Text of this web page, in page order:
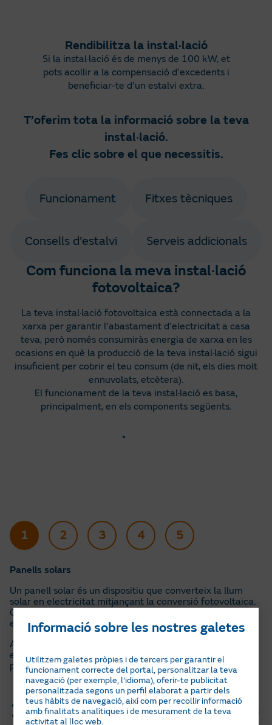
Rendibilitza la instal·lació
Si la instal·lació és de menys de 100 kW, et
pots acollir a la compensació d’excedents i
beneficiar-te d’un estalvi extra.
T’oferim tota la informació sobre la teva
instal·lació.
Fes clic sobre el que necessitis.
Funcionament Fitxes tècniques
Consells d’estalvi Serveis addicionals
Com funciona la meva instal·lació
fotovoltaica?
La teva instal·lació fotovoltaica està connectada a la
xarxa per garantir l’abastament d’electricitat a casa
teva, però només consumiràs energia de xarxa en les
ocasions en què la producció de la teva instal·lació sigui
insuficient per cobrir el teu consum (de nit, els dies molt
ennuvolats, etcètera).
El funcionament de la teva instal·lació es basa,
principalment, en els components següents.
1 2 3 4 5
Panells solars
Un panell solar és un dispositiu que converteix la llum
solar en electricitat mitjançant la conversió fotovoltaica.
Compost per cèl·lules solars de silici, genera corrent
elèctric en ser exposat al sol.
Aquesta electricitat es pot utilitzar directament,
emmagatzemar en bateries o injectar a la xarxa, per
proporcionar una font d’energia neta i renovable.
Fitxes tècniques
Tria el tipus de producte o
Informació sobre les nostres galetes
Utilitzem galetes pròpies i de tercers per garantir el
funcionament correcte del portal, personalitzar la teva
navegació (per exemple, l’idioma), oferir-te publicitat
personalitzada segons un perfil elaborat a partir dels
teus hàbits de navegació, així com per recollir informació
amb finalitats analítiques i de mesurament de la teva
activitat al lloc web.